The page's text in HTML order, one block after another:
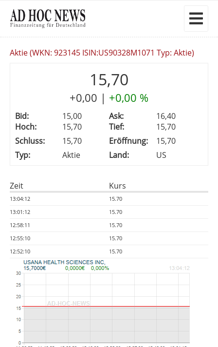
Aktie (WKN: 923145 ISIN:US90328M1071 Typ: Aktie)
15,70
+0,00 | +0,00 %
Bid: 15,00 Ask:
16,40
Hoch:
15,70 Tief:
15,70
Schluss:
15,70 Eröffnung:
15,70
Typ:
Aktie Land: US
Zeit Kurs
13:04:12
15.70
13:01:12
15.70
12:58:11
15.70
12:55:10
15.70
12:52:10
15.70